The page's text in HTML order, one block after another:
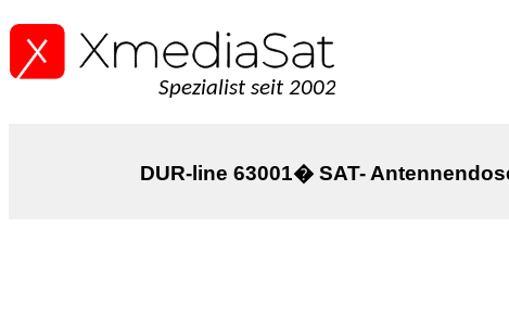
Spezialist seit 2002
DUR-line 63001� SAT-